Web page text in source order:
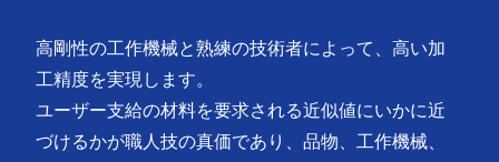
高剛性の工作機械と熟練の技術者によって、高い加
工精度を実現します。
ユーザー支給の材料を要求される近似値にいかに近
づけるかが職人技の真価であり、品物、工作機械、